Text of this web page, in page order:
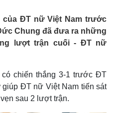
Việc làm
Biển đảo
của ĐT nữ Việt Nam trước
Chung đã đưa ra những
lượt trận cuối - ĐT nữ
chiến thắng 3-1 trước ĐT
giúp ĐT nữ Việt Nam tiến sát
sau 2 lượt trận.